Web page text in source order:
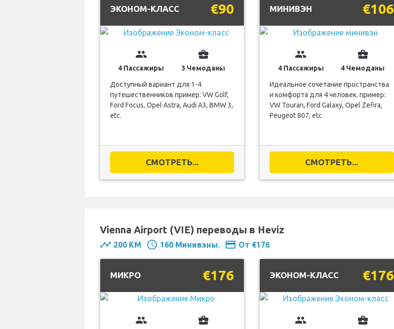
ЭКОНОМ-КЛАСС €90
group
4 Пассажиры
business_center
3 Чемоданы
Доступный вариант для 1-4
путешественников пример: VW Golf,
Ford Focus, Opel Astra, Audi A3, BMW 3,
etc.
СМОТРЕТЬ...
МИНИВЭН €106
group
4 Пассажиры
business_center
4 Чемоданы
Идеальное сочетание пространства
и комфорта для 4 человек. пример:
VW Touran, Ford Galaxy, Opel Zefira,
Peugeot 807, etc.
СМОТРЕТЬ...
Vienna Airport (VIE) переводы в Heviz
timeline 200 KM schedule 160 Минивэны. payment От €176
MИКРО €176
group business_center
ЭКОНОМ-КЛАСС €176
group business_center